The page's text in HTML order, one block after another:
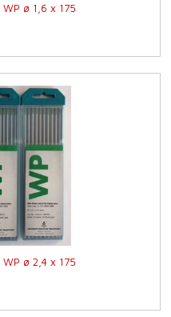
ø 1,6 x 175
ø 2,4 x 175